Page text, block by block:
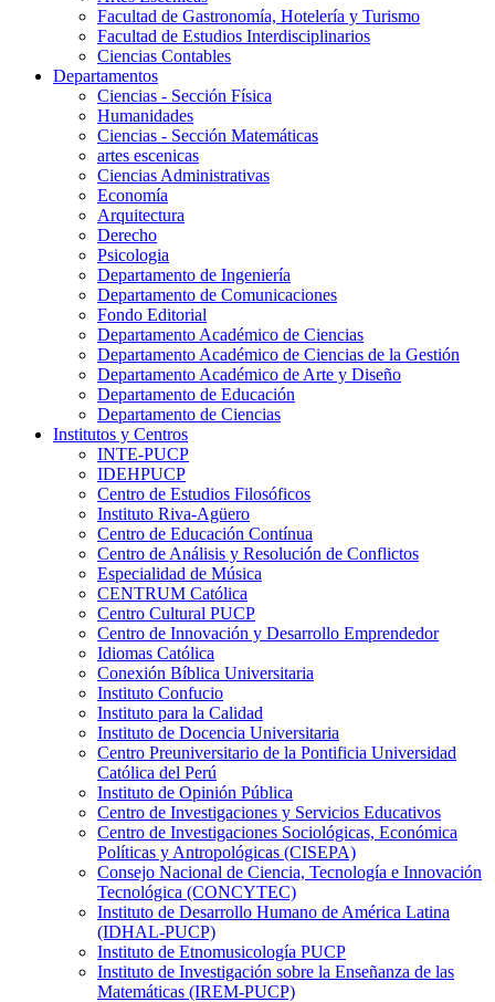
Facultad de Gastronomía, Hotelería y Turismo
Facultad de Estudios Interdisciplinarios
Ciencias Contables
Departamentos
Ciencias - Sección Física
Humanidades
Ciencias - Sección Matemáticas
artes escenicas
Ciencias Administrativas
Economía
Arquitectura
Derecho
Psicologia
Departamento de Ingeniería
Departamento de Comunicaciones
Fondo Editorial
Departamento Académico de Ciencias
Departamento Académico de Ciencias de la Gestión
Departamento Académico de Arte y Diseño
Departamento de Educación
Departamento de Ciencias
Institutos y Centros
INTE-PUCP
IDEHPUCP
Centro de Estudios Filosóficos
Instituto Riva-Agüero
Centro de Educación Contínua
Centro de Análisis y Resolución de Conflictos
Especialidad de Música
CENTRUM Católica
Centro Cultural PUCP
Centro de Innovación y Desarrollo Emprendedor
Idiomas Católica
Conexión Bíblica Universitaria
Instituto Confucio
Instituto para la Calidad
Instituto de Docencia Universitaria
Centro Preuniversitario de la Pontificia Universidad
Católica del Perú
Instituto de Opinión Pública
Centro de Investigaciones y Servicios Educativos
Centro de Investigaciones Sociológicas, Económica
Políticas y Antropológicas (CISEPA)
Consejo Nacional de Ciencia, Tecnología e Innovación
Tecnológica (CONCYTEC)
Instituto de Desarrollo Humano de América Latina
(IDHAL-PUCP)
Instituto de Etnomusicología PUCP
Instituto de Investigación sobre la Enseñanza de las
Matemáticas (IREM-PUCP)